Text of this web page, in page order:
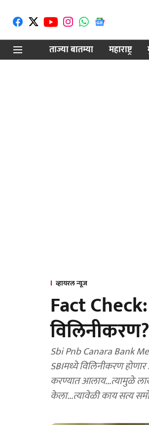
ताज्या बातम्या
महाराष्ट्र
व्हायरल न्यूज
Fact
Sbi Pnb Canara Bank
SBIमध्ये विलिनीकरण
करण्यात आलाय...त्यामुळे
केला...त्यावेळी काय सत्य